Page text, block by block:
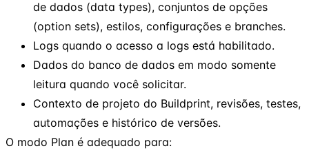
de dados (data types), conjuntos de opções
(option sets), estilos, configurações e branches.
Logs quando o acesso a logs está habilitado.
Dados do banco de dados em modo somente
leitura quando você solicitar.
Contexto de projeto do Buildprint, revisões, testes,
automações e histórico de versões.
O modo Plan é adequado para: